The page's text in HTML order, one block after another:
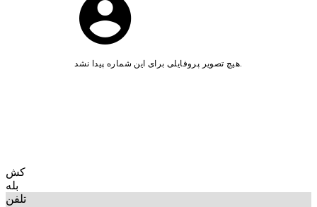
هیچ تصویر پروفایلی برای این شماره پیدا نشد.
کش
بله
تلفن